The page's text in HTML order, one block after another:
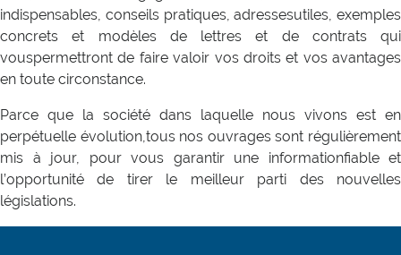
indispensables, conseils pratiques, adressesutiles, exemples
concrets et modèles de lettres et de contrats qui
vouspermettront de faire valoir vos droits et vos avantages
en toute circonstance.
Parce que la société dans laquelle nous vivons est en
perpétuelle évolution,tous nos ouvrages sont régulièrement
mis à jour, pour vous garantir une informationfiable et
l’opportunité de tirer le meilleur parti des nouvelles
législations.